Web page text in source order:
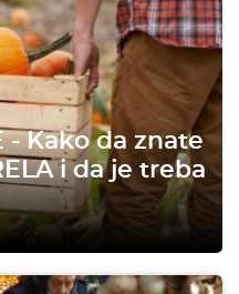
- Kako da znate
i da je treba